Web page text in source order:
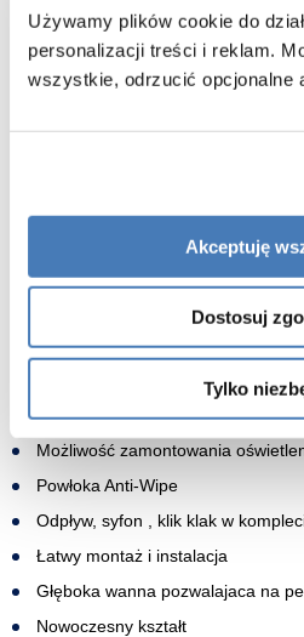
Używamy plików cookie do
personalizacji treści i reklam.
wszystkie, odrzucić opcjonalne
Akceptuję
Dostosuj
Tylko
uszkodzeniami mechanicznymi.
atutem jest odporność na
estetyczny, nienaganny wygląd
użytkowania.
Dzięki zastosowaniu tej innowacyjnej
prezentuje się elegancko, ale również
Materiał: Akryl
Szerokość: 75 cm
Pojemność: 200 l
Możliwość zamontowania
Powłoka Anti-Wipe
Odpływ, syfon , klik klak w
Łatwy montaż i instalacja
Głęboka wanna pozwalajaca na
Nowoczesny kształt